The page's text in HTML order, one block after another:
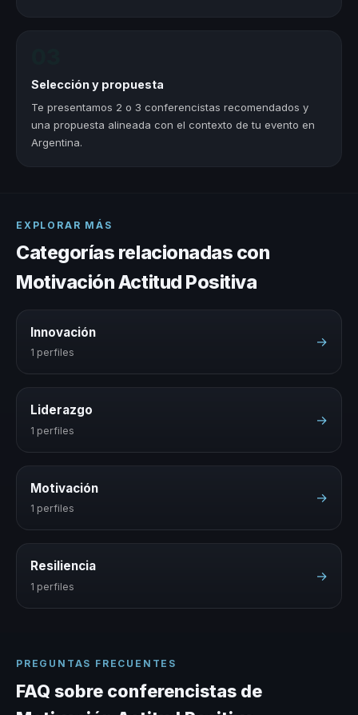
Selección y propuesta
Te presentamos 2 o 3 conferencistas recomendados y
una propuesta alineada con el contexto de tu evento en
Argentina.
EXPLORAR MÁS
Categorías relacionadas con
Motivación Actitud Positiva
Innovación
1 perfiles
→
Liderazgo
1 perfiles
→
Motivación
1 perfiles
→
Resiliencia
1 perfiles
→
PREGUNTAS FRECUENTES
FAQ sobre conferencistas de